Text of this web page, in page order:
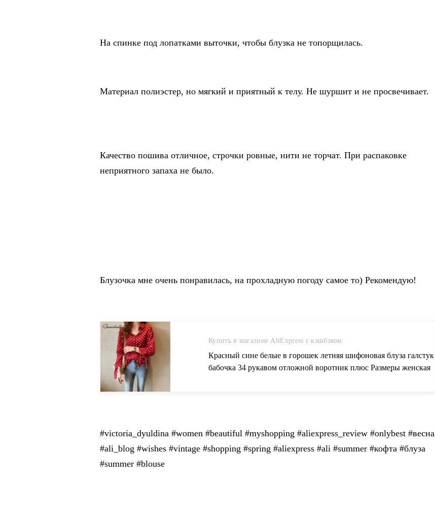
На спинке под лопатками выточки, чтобы блузка не топорщилась.
Материал полиэстер, но мягкий и приятный к телу. Не шуршит и не просвечивает.
Качество пошива отличное, строчки ровные, нити не торчат. При распаковке
неприятного запаха не было.
Блузочка мне очень понравилась, на прохладную погоду самое то) Рекомендую!
Купить в магазине AliExpress с кэшбэком
Красный сине белые в горошек летняя шифоновая блуза галстук
бабочка 34 рукавом отложной воротник плюс Размеры женская
#victoria_dyuldina #women #beautiful #myshopping #aliexpress_review #onlуbest #весна
#ali_blog #wishеs #vintage #shоррing #spring #aliexpress #ali #summer #кофта #блуза
#summer #blouse